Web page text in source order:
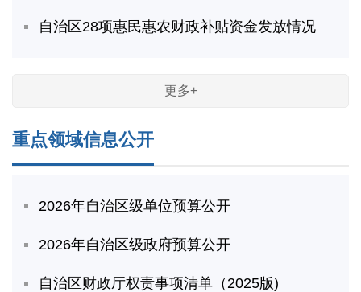
自治区28项惠民惠农财政补贴资金发放情况
更多+
重点领域信息公开
2026年自治区级单位预算公开
2026年自治区级政府预算公开
自治区财政厅权责事项清单（2025版)